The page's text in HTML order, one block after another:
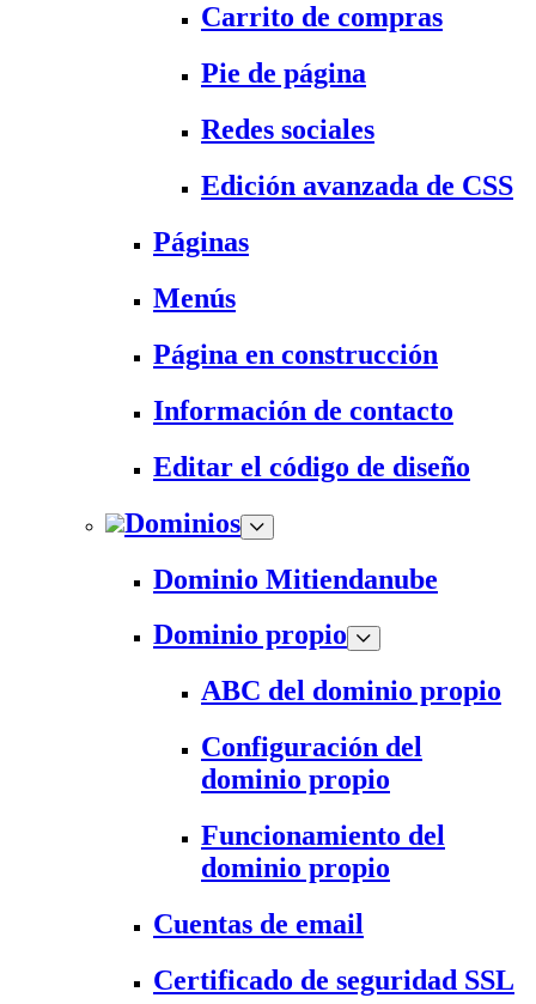
Carrito de compras
Pie de página
Redes sociales
Edición avanzada de CSS
Páginas
Menús
Página en construcción
Información de contacto
Editar el código de diseño
Dominios
Dominio Mitiendanube
Dominio propio
ABC del dominio propio
Configuración del
dominio propio
Funcionamiento del
dominio propio
Cuentas de email
Certificado de seguridad SSL